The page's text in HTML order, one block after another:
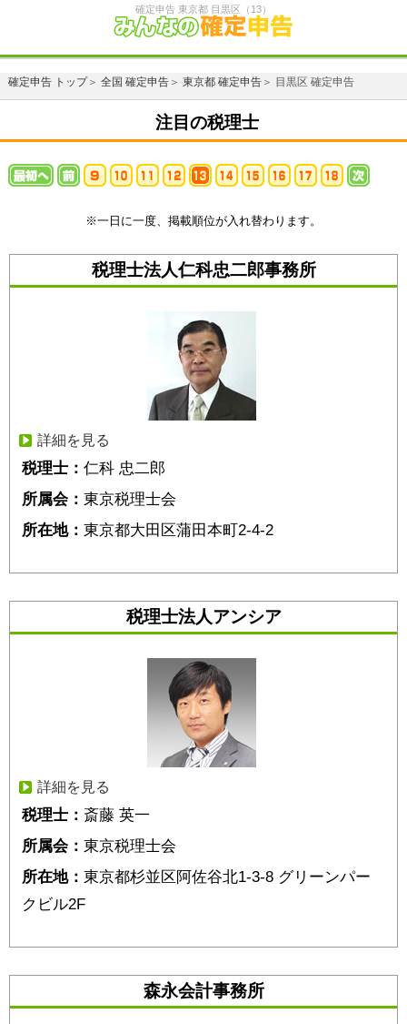
確定申告 東京都 目黒区（13）
確定申告 トップ＞ 全国 確定申告＞ 東京都 確定申告＞ 目黒区 確定申告
注目の税理士
※一日に一度、掲載順位が入れ替わります。
税理士法人仁科忠二郎事務所
詳細を見る
税理士： 仁科 忠二郎
所属会： 東京税理士会
所在地： 東京都大田区蒲田本町2-4-2
税理士法人アンシア
詳細を見る
税理士： 斎藤 英一
所属会： 東京税理士会
所在地： 東京都杉並区阿佐谷北1-3-8 グリーンパー
クビル2F
森永会計事務所